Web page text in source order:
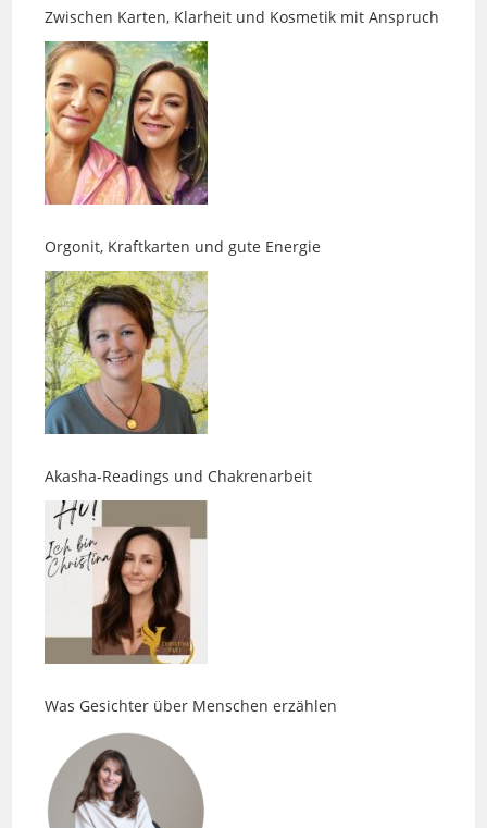
Orgonit, Kraftkarten und gute Energie
Akasha-Readings und Chakrenarbeit
Was Gesichter über Menschen erzählen